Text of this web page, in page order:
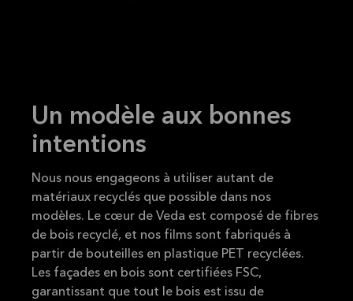
Un modèle aux bonnes
intentions
Nous nous engageons à utiliser autant de
matériaux recyclés que possible dans nos
modèles. Le cœur de Veda est composé de fibres
de bois recyclé, et nos films sont fabriqués à
partir de bouteilles en plastique PET recyclées.
Les façades en bois sont certifiées FSC,
garantissant que tout le bois est issu de